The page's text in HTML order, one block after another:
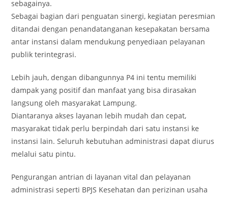
sebagainya.
Sebagai bagian dari penguatan sinergi, kegiatan peresmian
ditandai dengan penandatanganan kesepakatan bersama
antar instansi dalam mendukung penyediaan pelayanan
publik terintegrasi.
Lebih jauh, dengan dibangunnya P4 ini tentu memiliki
dampak yang positif dan manfaat yang bisa dirasakan
langsung oleh masyarakat Lampung.
Diantaranya akses layanan lebih mudah dan cepat,
masyarakat tidak perlu berpindah dari satu instansi ke
instansi lain. Seluruh kebutuhan administrasi dapat diurus
melalui satu pintu.
Pengurangan antrian di layanan vital dan pelayanan
administrasi seperti BPJS Kesehatan dan perizinan usaha